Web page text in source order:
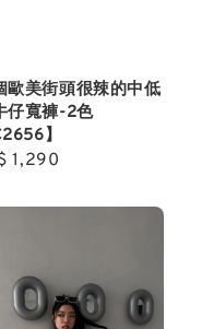
歐美街頭很辣的中低
仔寬褲-2色
】
1,290